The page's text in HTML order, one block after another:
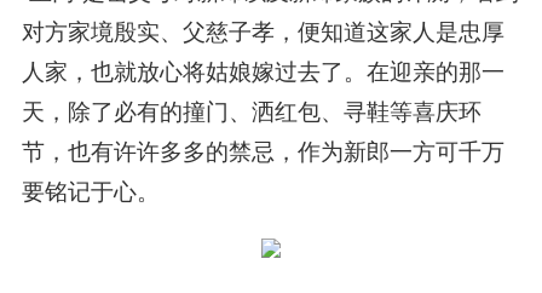
对方家境殷实、父慈子孝，便知道这家人是忠厚
人家，也就放心将姑娘嫁过去了。在迎亲的那一
天，除了必有的撞门、洒红包、寻鞋等喜庆环
节，也有许许多多的禁忌，作为新郎一方可千万
要铭记于心。